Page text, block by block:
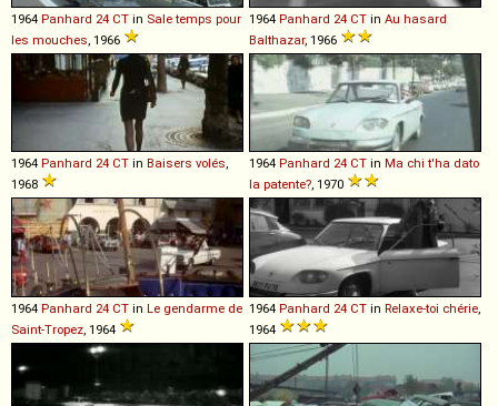
1964 Panhard 24 CT in Sale temps pour
les mouches , 1966
1964 Panhard 24 CT in Au hasard
Balthazar, 1966
1964 Panhard 24 CT in Baisers volés,
1968
1964 Panhard 24 CT in Ma chi t'ha dato
la patente?, 1970
1964 Panhard 24 CT in Le gendarme de
Saint-Tropez, 1964
1964 Panhard 24 CT in Relaxe-toi chérie,
1964